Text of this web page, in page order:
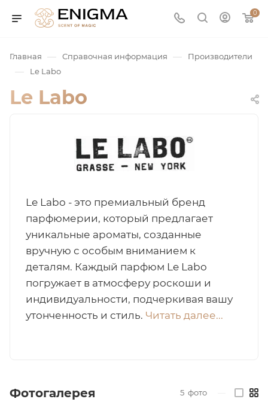
0
/ Нишевая
Главная — Справочная информация — Производители
— Le Labo
Le Labo
Le Labo - это премиальный бренд
парфюмерии, который предлагает
уникальные ароматы, созданные
вручную с особым вниманием к
деталям. Каждый парфюм Le Labo
погружает в атмосферу роскоши и
индивидуальности, подчеркивая вашу
утонченность и стиль. Читать далее...
Фотогалерея 5 фото